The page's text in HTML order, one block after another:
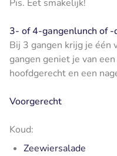
Pis. Eet smakelijk!
3- of 4-gangenlunch of -
Bij 3 gangen krijg je één
gangen geniet je van
hoofdgerecht en een
Voorgerecht
Koud:
Zeewiersalade